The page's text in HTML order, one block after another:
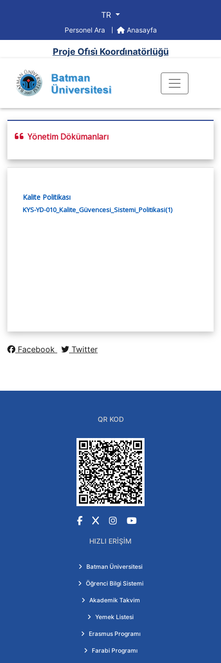
TR
Personel Ara Anasayfa
Proje Ofi̇si̇ Koordi̇natörlüğü
Yönetim Dökümanları
Kalite Politikası
KYS-YD-010_Kalite_Güvencesi_Sistemi_Politikasi(1)
Facebook Twitter
QR KOD
Facebook
X Instagram
YouTube
HIZLI ERIŞIM
Batman Üniversitesi
Öğrenci Bilgi Sistemi
Akademik Takvim
Yemek Listesi
Erasmus Programı
Farabi Programı